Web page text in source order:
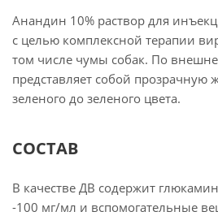
Анандин 10% раствор для
с целью комплексной терапии
том числе чумы собак. По
представляет собой прозрачную
зеленого до зеленого цвета.
СОСТАВ
В качестве ДВ содержит
-100 мг/мл и вспомогательные